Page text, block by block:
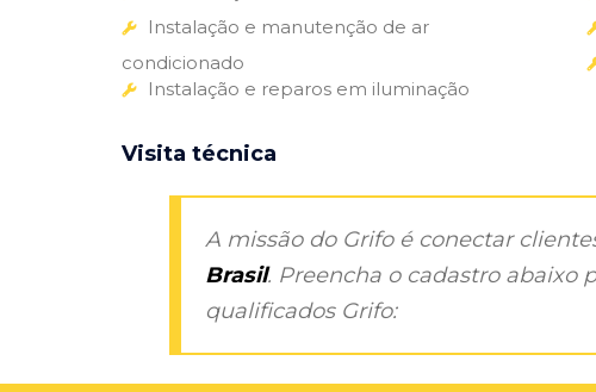
Instalação e manutenção de ar
condicionado
Instalação e reparos em iluminação
Visita técnica
A missão do Grifo é conectar
Brasil. Preencha o cadastro abaixo
qualificados Grifo: